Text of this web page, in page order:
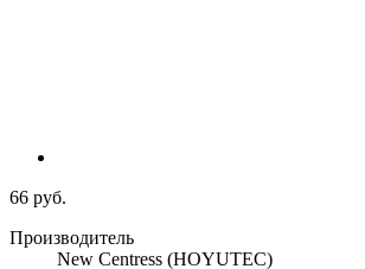
66 руб.
Производитель
New Centress (HOYUTEC)